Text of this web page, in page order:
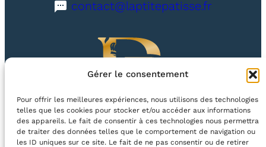
Gérer le consentement
Pour offrir les meilleures expériences, nous utilisons des technologies
telles que les cookies pour stocker et/ou accéder aux informations
des appareils. Le fait de consentir à ces technologies nous permettra
de traiter des données telles que le comportement de navigation ou
les ID uniques sur ce site. Le fait de ne pas consentir ou de retirer
é
contact@laptitepatisse.fr
40 route de Dijon, 21600 Longvic